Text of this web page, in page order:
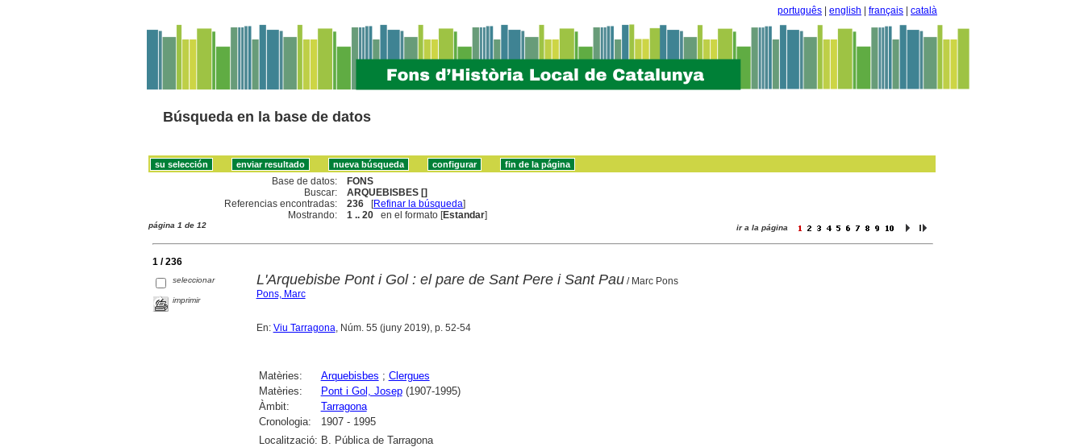
português english français català
Búsqueda en la base de datos
Base de datos:
FONS
Buscar:
ARQUEBISBES []
Referencias encontradas:
236 [Refinar la búsqueda]
Mostrando:
1 .. 20 en el formato [Estandar]
página 1 de 12 ir a la página
1 / 236
seleccionar
imprimir
L'Arquebisbe Pont i Gol : el pare de Sant Pere i Sant Pau/ Marc Pons
Pons, Marc
En: Viu Tarragona, Núm. 55 (juny 2019), p. 52-54
Matèries: Arquebisbes ; Clergues
Matèries:
Pont i Gol, Josep(1907-1995)
Àmbit:
Tarragona
Cronologia:
1907 - 1995
Localització: B. Pública de Tarragona